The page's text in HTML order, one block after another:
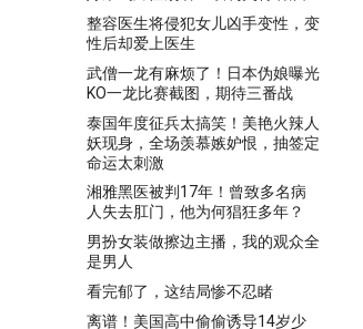
整容医生将侵犯女儿凶手变性，变
性后却爱上医生
武僧一龙有麻烦了！日本伪娘曝光
KO一龙比赛截图，期待三番战
泰国年度征兵太搞笑！美艳火辣人
妖现身，全场羡慕嫉妒恨，抽签定
命运太刺激
湘雅黑医被判17年！曾致多名病
人失去肛门，他为何猖狂多年？
男扮女装做擦边主播，我的观众全
是男人
看完郁了，这结局惨不忍睹
离谱！美国高中偷偷诱导14岁少